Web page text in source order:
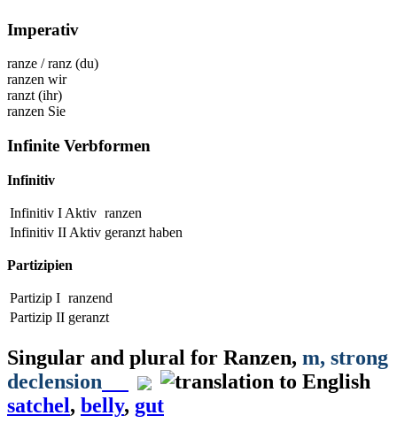
Imperativ
ranze /ranz (du)
ranzen wir
ranzt (ihr)
ranzen Sie
Infinite Verbformen
Infinitiv
Infinitiv I Aktiv ranzen
Infinitiv II Aktiv geranzt haben
Partizipien
Partizip I ranzend
Partizip II geranzt
Singular and plural for Ranzen, m, strong
declension
satchel, belly, gut